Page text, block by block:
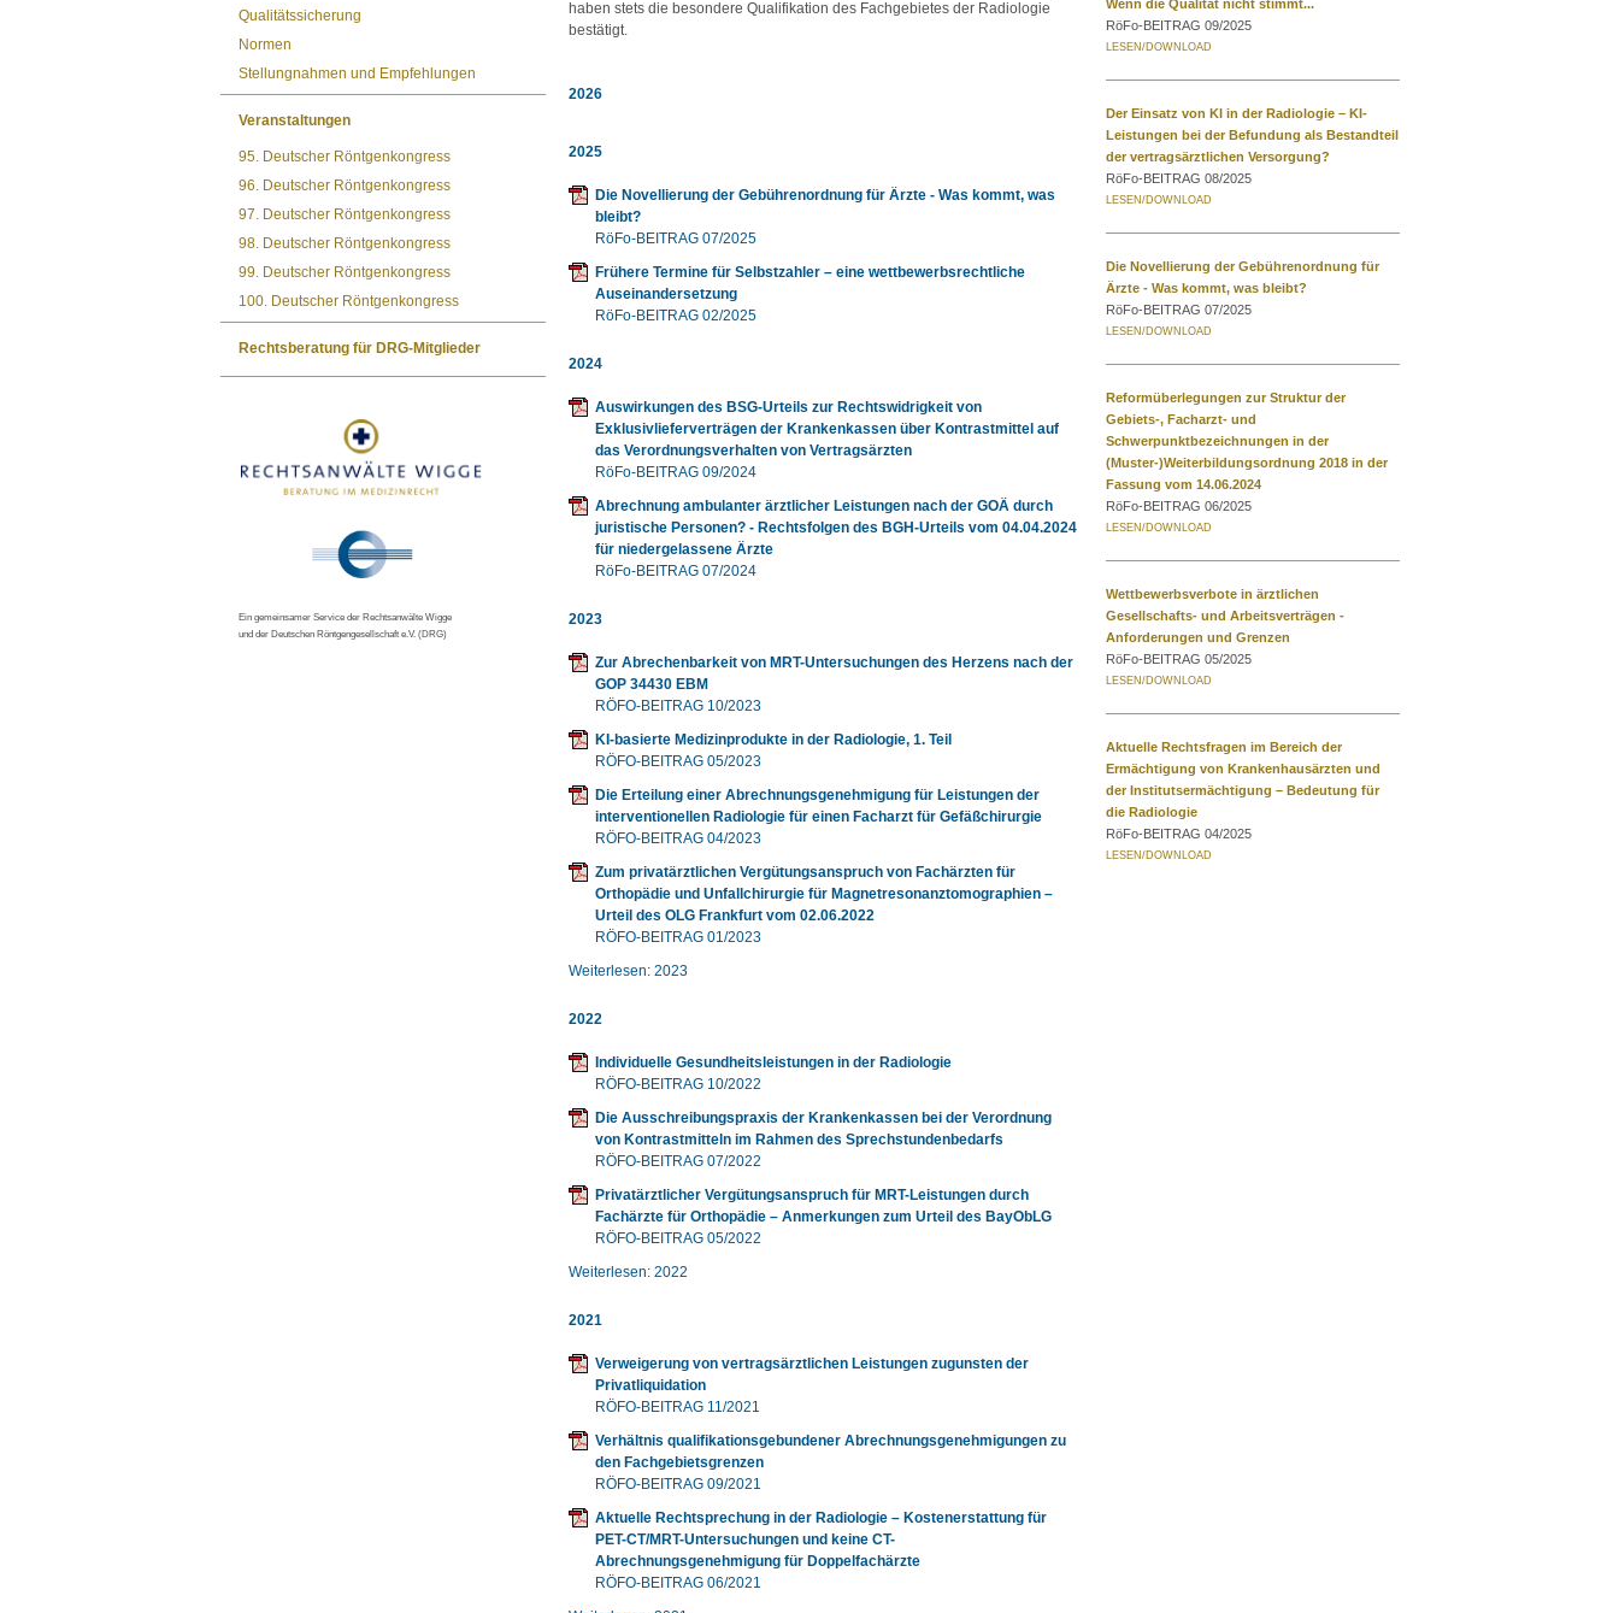
Qualitätssicherung
Normen
Stellungnahmen und Empfehlungen
Veranstaltungen
95. Deutscher Röntgenkongress
96. Deutscher Röntgenkongress
97. Deutscher Röntgenkongress
98. Deutscher Röntgenkongress
99. Deutscher Röntgenkongress
100. Deutscher Röntgenkongress
Rechtsberatung für DRG-Mitglieder
Ein gemeinsamer Service der Rechtsanwälte Wigge
und der Deutschen Röntgengesellschaft e.V. (DRG)
haben stets die besondere Qualifikation des Fachgebietes der Radiologie
bestätigt.
2026
2025
Die Novellierung der Gebührenordnung für Ärzte - Was kommt, was
bleibt?
RöFo-BEITRAG 07/2025
Frühere Termine für Selbstzahler – eine wettbewerbsrechtliche
Auseinandersetzung
RöFo-BEITRAG 02/2025
2024
Auswirkungen des BSG-Urteils zur Rechtswidrigkeit von
Exklusivlieferverträgen der Krankenkassen über Kontrastmittel auf
das Verordnungsverhalten von Vertragsärzten
RöFo-BEITRAG 09/2024
Abrechnung ambulanter ärztlicher Leistungen nach der GOÄ durch
juristische Personen? - Rechtsfolgen des BGH-Urteils vom 04.04.2024
für niedergelassene Ärzte
RöFo-BEITRAG 07/2024
2023
Zur Abrechenbarkeit von MRT-Untersuchungen des Herzens nach der
GOP 34430 EBM
RÖFO-BEITRAG 10/2023
KI-basierte Medizinprodukte in der Radiologie, 1. Teil
RÖFO-BEITRAG 05/2023
Die Erteilung einer Abrechnungsgenehmigung für Leistungen der
interventionellen Radiologie für einen Facharzt für Gefäßchirurgie
RÖFO-BEITRAG 04/2023
Zum privatärztlichen Vergütungsanspruch von Fachärzten für
Orthopädie und Unfallchirurgie für Magnetresonanztomographien –
Urteil des OLG Frankfurt vom 02.06.2022
RÖFO-BEITRAG 01/2023
Weiterlesen: 2023
2022
Individuelle Gesundheitsleistungen in der Radiologie
RÖFO-BEITRAG 10/2022
Die Ausschreibungspraxis der Krankenkassen bei der Verordnung
von Kontrastmitteln im Rahmen des Sprechstundenbedarfs
RÖFO-BEITRAG 07/2022
Privatärztlicher Vergütungsanspruch für MRT-Leistungen durch
Fachärzte für Orthopädie – Anmerkungen zum Urteil des BayObLG
RÖFO-BEITRAG 05/2022
Weiterlesen: 2022
2021
Verweigerung von vertragsärztlichen Leistungen zugunsten der
Privatliquidation
RÖFO-BEITRAG 11/2021
Verhältnis qualifikationsgebundener Abrechnungsgenehmigungen zu
den Fachgebietsgrenzen
RÖFO-BEITRAG 09/2021
Aktuelle Rechtsprechung in der Radiologie – Kostenerstattung für
PET-CT/MRT-Untersuchungen und keine CT-
Abrechnungsgenehmigung für Doppelfachärzte
RÖFO-BEITRAG 06/2021
Wenn die Qualität nicht stimmt...
RöFo-BEITRAG 09/2025
Der Einsatz von KI in der Radiologie – KI-
Leistungen bei der Befundung als Bestandteil
der vertragsärztlichen Versorgung?
RöFo-BEITRAG 08/2025
Die Novellierung der Gebührenordnung für
Ärzte - Was kommt, was bleibt?
RöFo-BEITRAG 07/2025
Reformüberlegungen zur Struktur der
Gebiets-, Facharzt- und
Schwerpunktbezeichnungen in der
(Muster-)Weiterbildungsordnung 2018 in der
Fassung vom 14.06.2024
RöFo-BEITRAG 06/2025
Wettbewerbsverbote in ärztlichen
Gesellschafts- und Arbeitsverträgen -
Anforderungen und Grenzen
RöFo-BEITRAG 05/2025
Aktuelle Rechtsfragen im Bereich der
Ermächtigung von Krankenhausärzten und
der Institutsermächtigung – Bedeutung für
die Radiologie
RöFo-BEITRAG 04/2025